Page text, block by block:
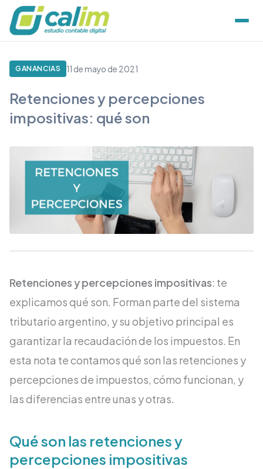
GANANCIAS 11 de mayo de 2021
Retenciones y percepciones
impositivas: qué son
Retenciones y percepciones impositivas: te
explicamos qué son. Forman parte del sistema
tributario argentino, y su objetivo principal es
garantizar la recaudación de los impuestos. En
esta nota te contamos qué son las retenciones y
percepciones de impuestos, cómo funcionan, y
las diferencias entre unas y otras.
Qué son las retenciones y
percepciones impositivas